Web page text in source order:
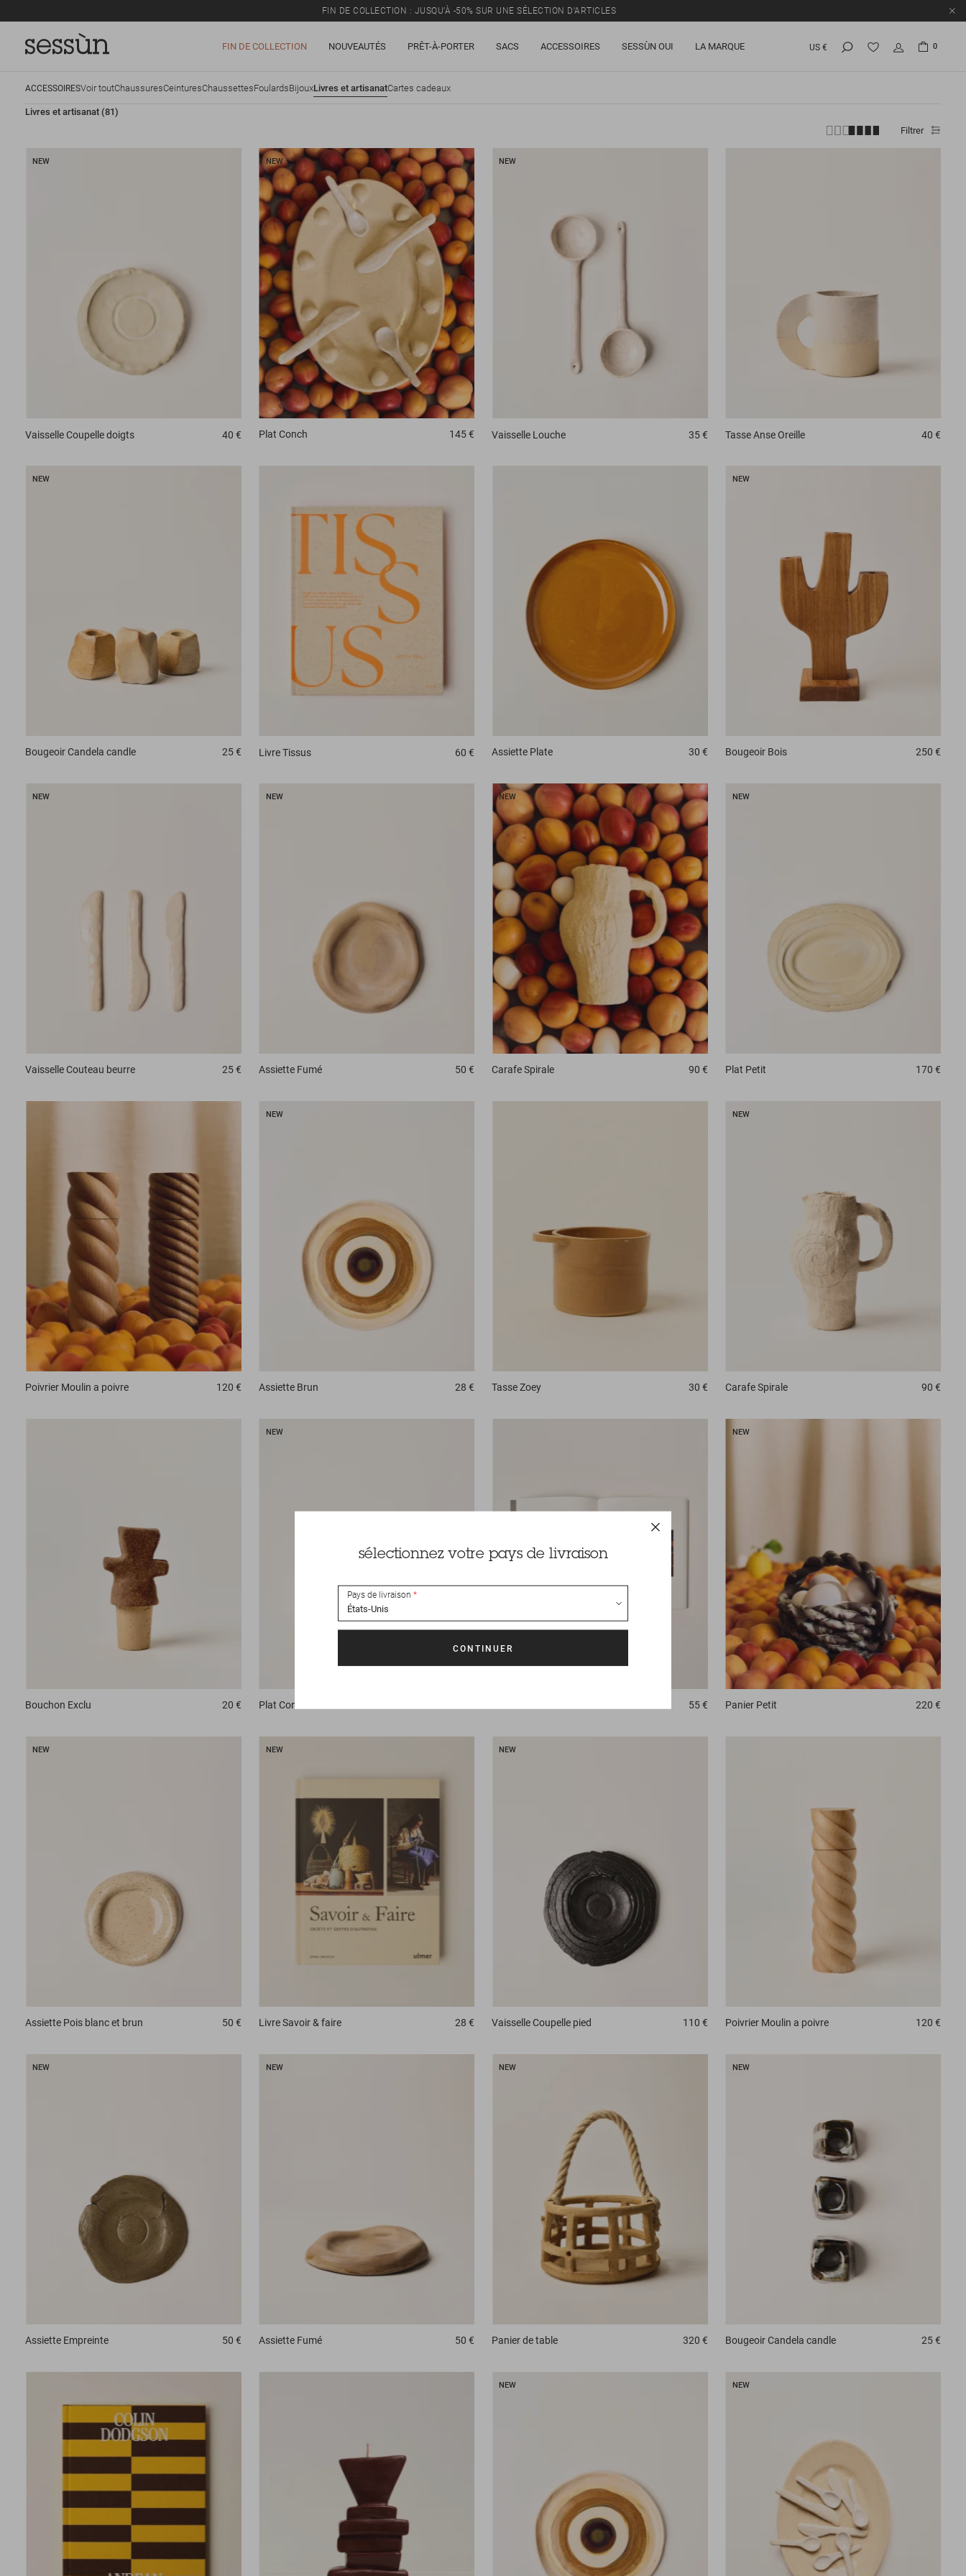
FIN DE COLLECTION : JUSQU’À -50% SUR UNE SÉLECTION D’ARTICLES
FIN DE COLLECTION NOUVEAUTÉS PRÊT-À-PORTER SACS ACCESSOIRES SESSÙN OUI LA MARQUE US € 0
ACCESSOIRESVoir toutChaussuresCeinturesChaussettesFoulardsBijouxLivres et artisanatCartes cadeaux
Livres et artisanat (81)
Filtrer
NEW
VaisselleCoupelle doigts 40 €
NEW
Plat Conch 145 €
NEW
Vaisselle Louche 35 € Tasse Anse Oreille 40 €
NEW
BougeoirCandela candle 25 € Livre Tissus 60 € Assiette Plate 30 €
NEW
Bougeoir Bois 250 €
NEW
VaisselleCouteau beurre 25 €
NEW
Assiette Fumé 50 €
NEW
CarafeSpirale 90 €
NEW
Plat Petit 170 €
Poivrier Moulin a poivre 120 €
NEW
Assiette Brun 28 € TasseZoey 30 €
NEW
Carafe Spirale 90 €
Bouchon Exclu 20 €
NEW
Plat Conch 55 €
NEW
Panier Petit 220 €
NEW
Assiette Pois blanc et brun 50 €
NEW
Livre Savoir & faire 28 €
NEW
VaisselleCoupelle pied 110 € Poivrier Moulin a poivre 120 €
NEW
Assiette Empreinte 50 €
NEW
Assiette Fumé 50 €
NEW
Panierde table 320 €
NEW
Bougeoir Candela candle 25 €
NEW NEW
sélectionnez votre pays de livraison
Pays de livraison